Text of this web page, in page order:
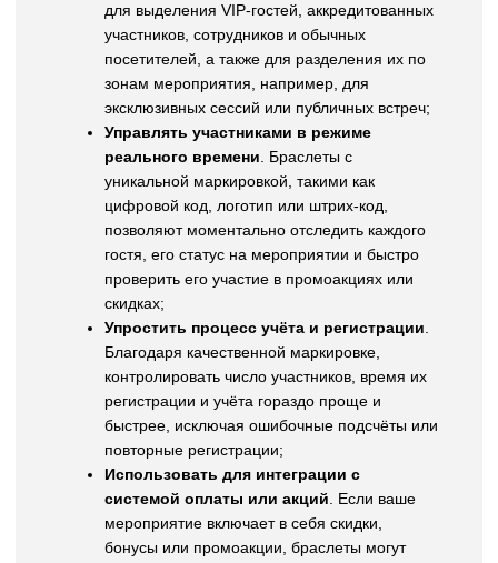
для выделения VIP-гостей, аккредитованных
участников, сотрудников и обычных
посетителей, а также для разделения их по
зонам мероприятия, например, для
эксклюзивных сессий или публичных встреч;
Управлять участниками в режиме
реального времени. Браслеты с
уникальной маркировкой, такими как
цифровой код, логотип или штрих-код,
позволяют моментально отследить каждого
гостя, его статус на мероприятии и быстро
проверить его участие в промоакциях или
скидках;
Упростить процесс учёта и регистрации.
Благодаря качественной маркировке,
контролировать число участников, время их
регистрации и учёта гораздо проще и
быстрее, исключая ошибочные подсчёты или
повторные регистрации;
Использовать для интеграции с
системой оплаты или акций. Если ваше
мероприятие включает в себя скидки,
бонусы или промоакции, браслеты могут